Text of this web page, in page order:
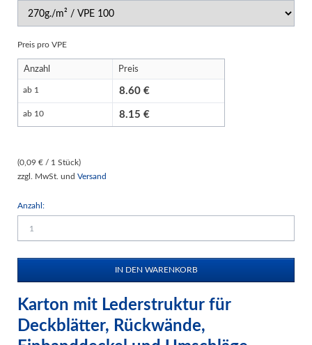
Preis pro VPE
Anzahl Preis
ab 1 8.60
ab 10 8.15
(0,09 € / 1 Stück)
zzgl. MwSt. und Versand
Anzahl:
Karton mit Lederstruktur für
Deckblätter, Rückwände,